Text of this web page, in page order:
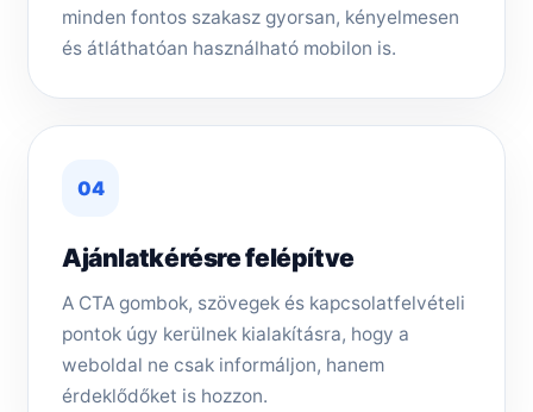
minden fontos szakasz gyorsan, kényelmesen
és átláthatóan használható mobilon is.
04
Ajánlatkérésre felépítve
A CTA gombok, szövegek és kapcsolatfelvételi
pontok úgy kerülnek kialakításra, hogy a
weboldal ne csak informáljon, hanem
érdeklődőket is hozzon.